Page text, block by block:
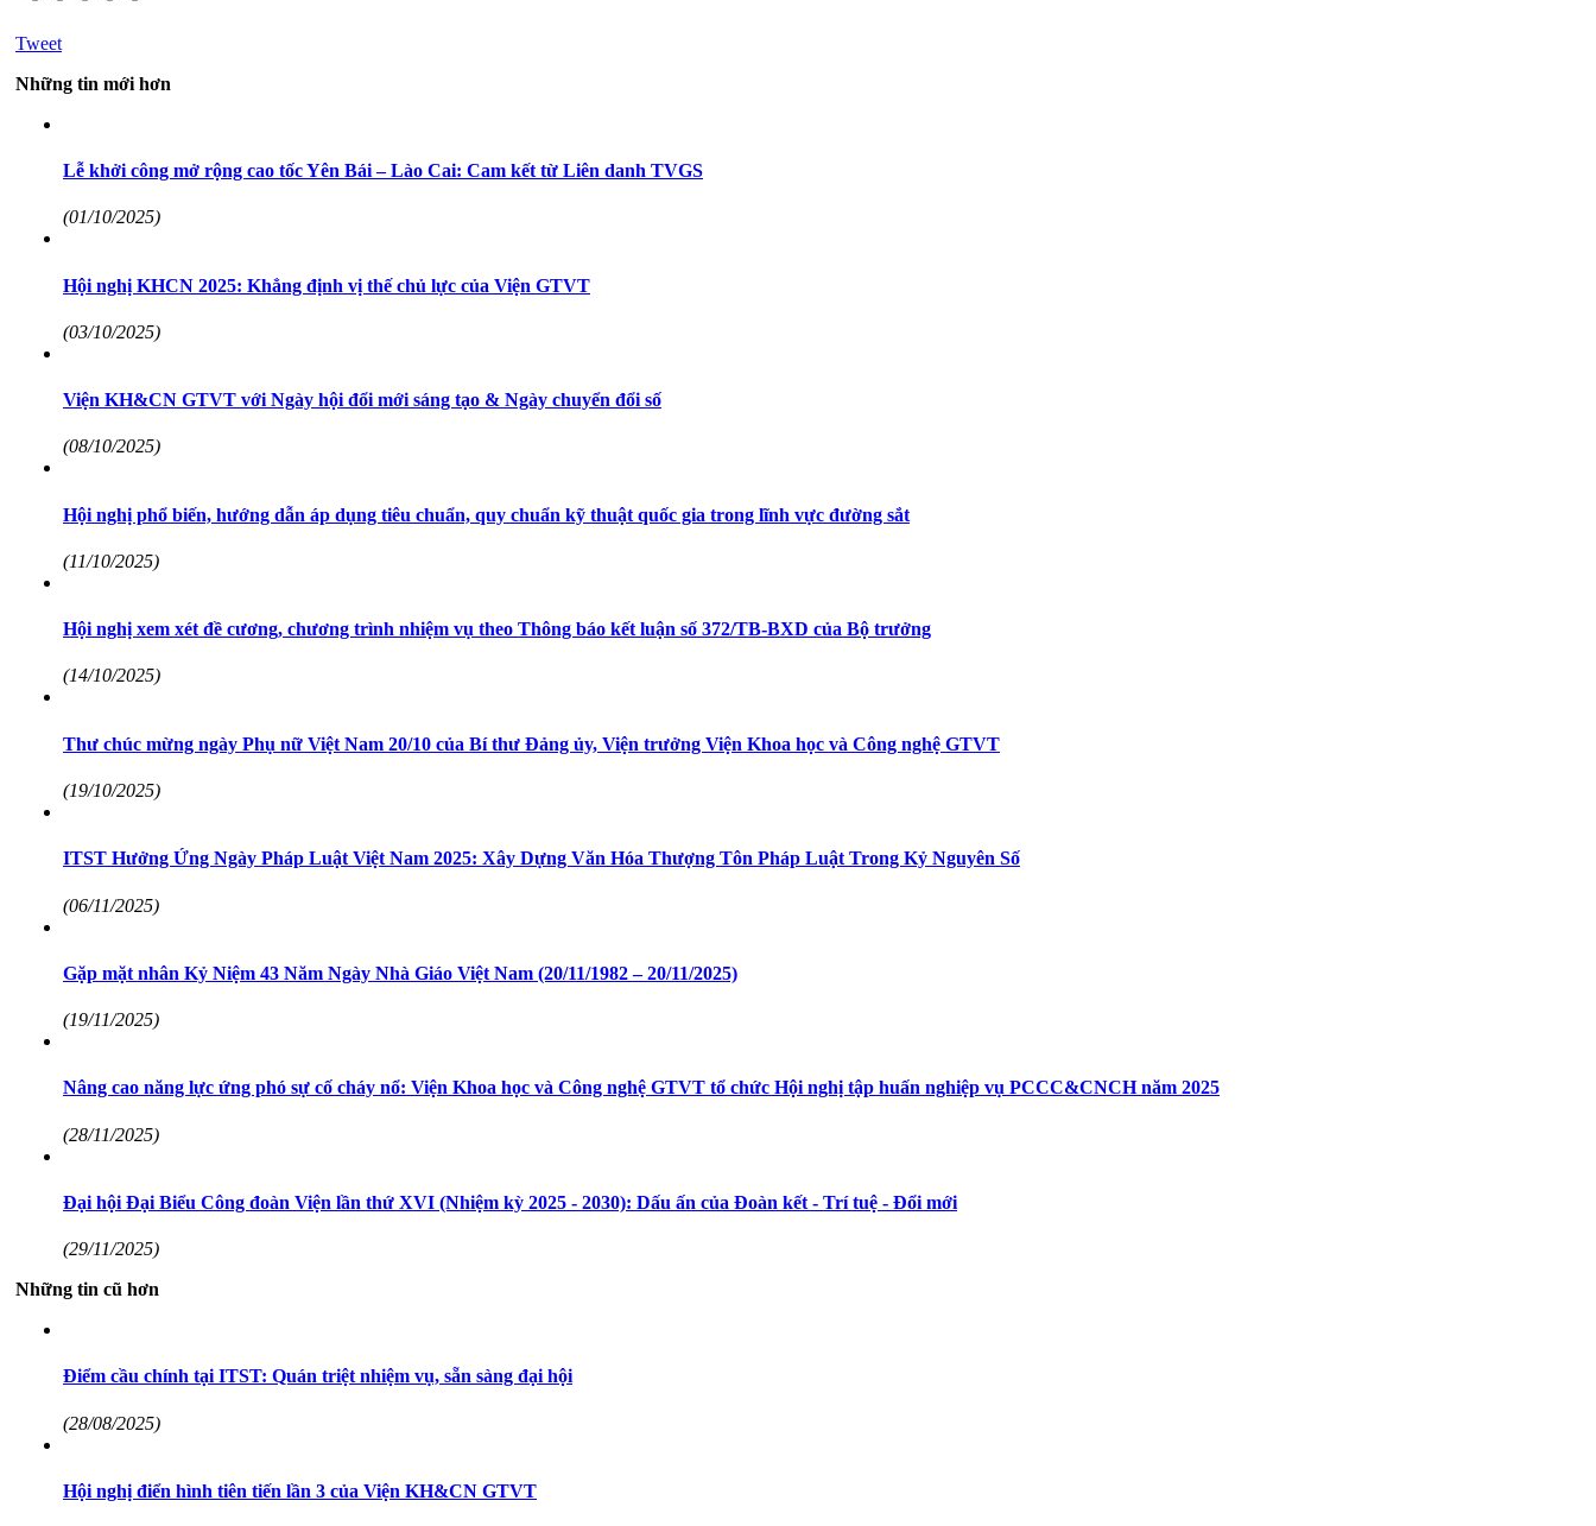
Tweet
Những tin mới hơn
Lễ khởi công mở rộng cao tốc Yên Bái – Lào Cai: Cam kết từ Liên danh TVGS
(01/10/2025)
Hội nghị KHCN 2025: Khẳng định vị thế chủ lực của Viện GTVT
(03/10/2025)
Viện KH&CN GTVT với Ngày hội đổi mới sáng tạo & Ngày chuyển đổi số
(08/10/2025)
Hội nghị phổ biến, hướng dẫn áp dụng tiêu chuẩn, quy chuẩn kỹ thuật quốc gia trong lĩnh vực đường sắt
(11/10/2025)
Hội nghị xem xét đề cương, chương trình nhiệm vụ theo Thông báo kết luận số 372/TB-BXD của Bộ trưởng
(14/10/2025)
Thư chúc mừng ngày Phụ nữ Việt Nam 20/10 của Bí thư Đảng ủy, Viện trưởng Viện Khoa học và Công nghệ GTVT
(19/10/2025)
ITST Hưởng Ứng Ngày Pháp Luật Việt Nam 2025: Xây Dựng Văn Hóa Thượng Tôn Pháp Luật Trong Kỷ Nguyên Số
(06/11/2025)
Gặp mặt nhân Kỷ Niệm 43 Năm Ngày Nhà Giáo Việt Nam (20/11/1982 – 20/11/2025)
(19/11/2025)
Nâng cao năng lực ứng phó sự cố cháy nổ: Viện Khoa học và Công nghệ GTVT tổ chức Hội nghị tập huấn nghiệp vụ PCCC&CNCH năm 2025
(28/11/2025)
Đại hội Đại Biểu Công đoàn Viện lần thứ XVI (Nhiệm kỳ 2025 - 2030): Dấu ấn của Đoàn kết - Trí tuệ - Đổi mới
(29/11/2025)
Những tin cũ hơn
Điểm cầu chính tại ITST: Quán triệt nhiệm vụ, sẵn sàng đại hội
(28/08/2025)
Hội nghị điển hình tiên tiến lần 3 của Viện KH&CN GTVT